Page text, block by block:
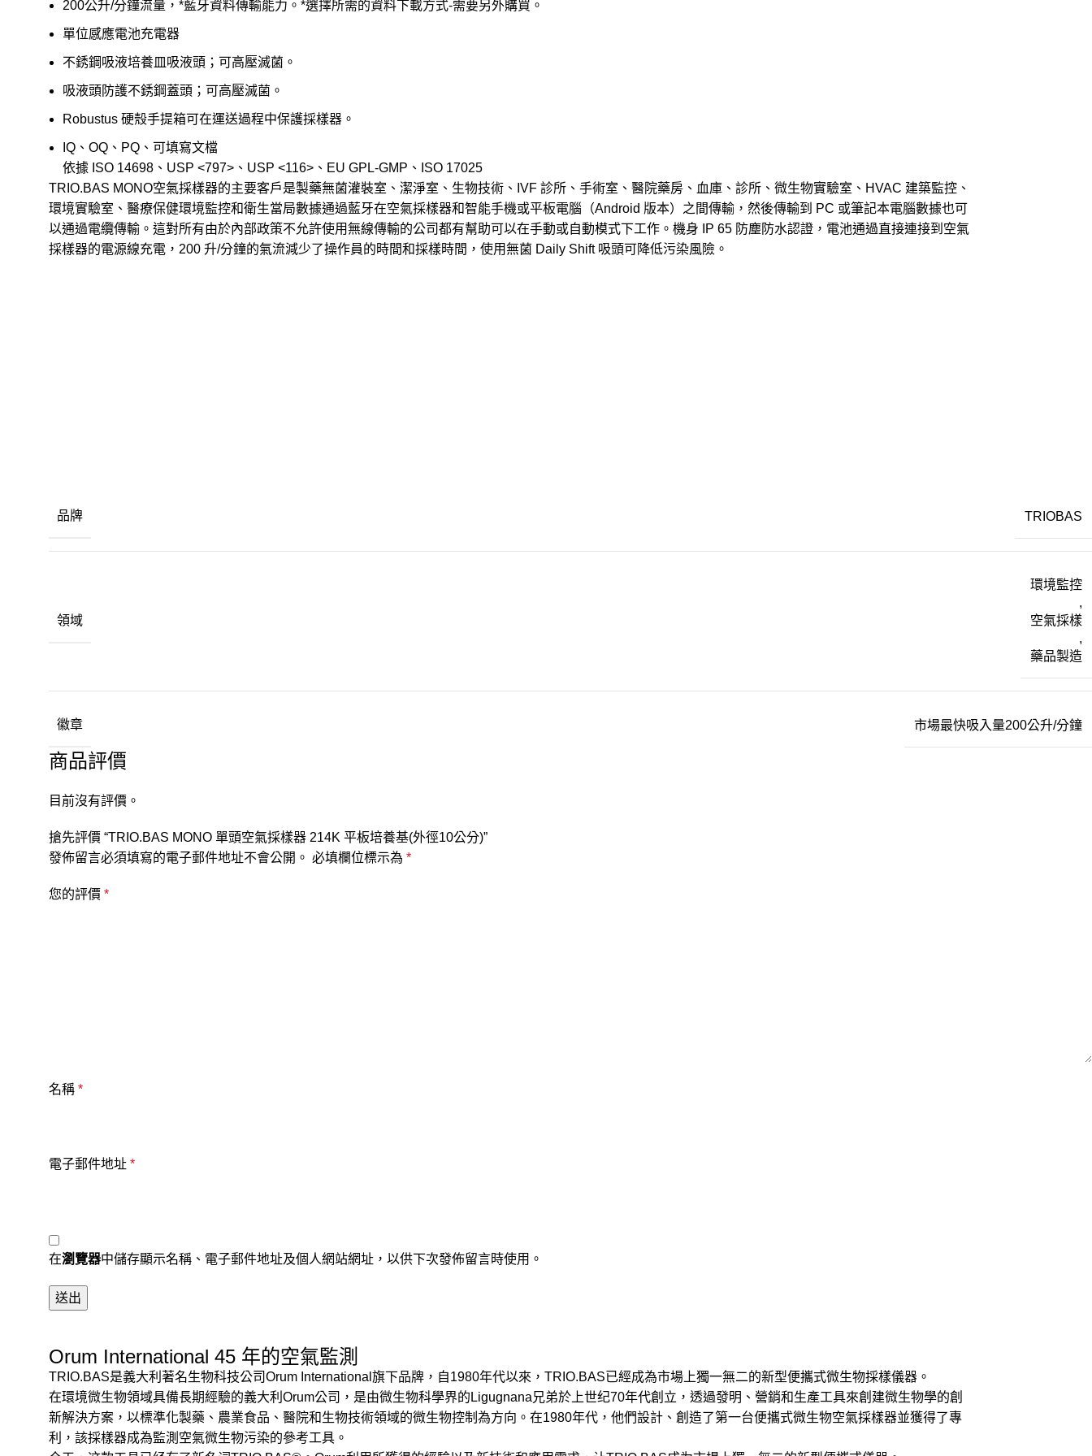
200公升/分鐘流量，*藍牙資料傳輸能力。*選擇所需的資料下載方式-需要另外購買。
單位感應電池充電器
不銹鋼吸液培養皿吸液頭；可高壓滅菌。
吸液頭防護不銹鋼蓋頭；可高壓滅菌。
Robustus 硬殼手提箱可在運送過程中保護採樣器。
IQ、OQ、PQ、可填寫文檔
依據 ISO 14698、USP <797>、USP <116>、EU GPL-GMP、ISO 17025
TRIO.BAS MONO空氣採樣器的主要客戶是製藥無菌灌裝室、潔淨室、生物技術、IVF 診所、手術室、醫院藥房、血庫、診所、微生物實驗室、HVAC 建築監控、
環境實驗室、醫療保健環境監控和衛生當局數據通過藍牙在空氣採樣器和智能手機或平板電腦（Android 版本）之間傳輸，然後傳輸到 PC 或筆記本電腦數據也可
以通過電纜傳輸。這對所有由於內部政策不允許使用無線傳輸的公司都有幫助可以在手動或自動模式下工作。機身 IP 65 防塵防水認證，電池通過直接連接到空氣
採樣器的電源線充電，200 升/分鐘的氣流減少了操作員的時間和採樣時間，使用無菌 Daily Shift 吸頭可降低污染風險。
品牌 TRIOBAS
領域
環境監控
,
空氣採樣
,
藥品製造
徽章 市場最快吸入量200公升/分鐘
商品評價
目前沒有評價。
搶先評價 “TRIO.BAS MONO 單頭空氣採樣器 214K 平板培養基(外徑10公分)”
發佈留言必須填寫的電子郵件地址不會公開。 必填欄位標示為 *
您的評價 *
名稱 *
電子郵件地址 *
在瀏覽器中儲存顯示名稱、電子郵件地址及個人網站網址，以供下次發佈留言時使用。
Orum International 45 年的空氣監測
TRIO.BAS是義大利著名生物科技公司Orum International旗下品牌，自1980年代以來，TRIO.BAS已經成為市場上獨一無二的新型便攜式微生物採樣儀器。
在環境微生物領域具備長期經驗的義大利Orum公司，是由微生物科學界的Ligugnana兄弟於上世纪70年代創立，透過發明、營銷和生產工具來創建微生物學的創
新解決方案，以標準化製藥、農業食品、醫院和生物技術領域的微生物控制為方向。在1980年代，他們設計、創造了第一台便攜式微生物空氣採樣器並獲得了專
利，該採樣器成為監測空氣微生物污染的參考工具。